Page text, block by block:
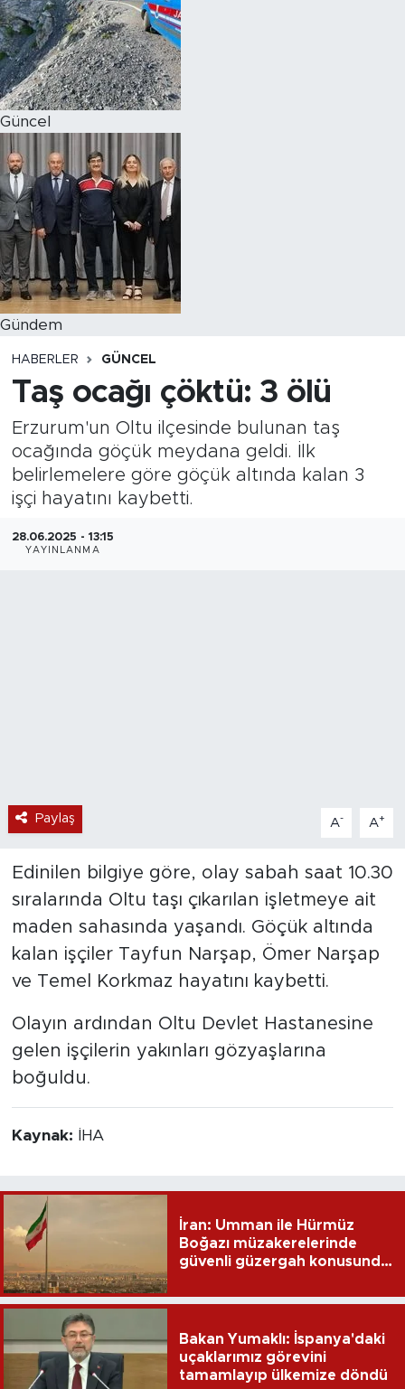
Güncel
Gündem
HABERLER GÜNCEL
Taş ocağı çöktü: 3 ölü
Erzurum'un Oltu ilçesinde bulunan taş
ocağında göçük meydana geldi. İlk
belirlemelere göre göçük altında kalan 3
işçi hayatını kaybetti.
28.06.2025 - 13:15
YAYINLANMA
Paylaş A- A+
Edinilen bilgiye göre, olay sabah saat 10.30
sıralarında Oltu taşı çıkarılan işletmeye ait
maden sahasında yaşandı. Göçük altında
kalan işçiler Tayfun Narşap, Ömer Narşap
ve Temel Korkmaz hayatını kaybetti.
Olayın ardından Oltu Devlet Hastanesine
gelen işçilerin yakınları gözyaşlarına
boğuldu.
Kaynak: İHA
İran: Umman ile Hürmüz
Boğazı müzakerelerinde
güvenli güzergah konusunda
Bakan Yumaklı: İspanya'daki
uçaklarımız görevini
tamamlayıp ülkemize döndü
Magazin
Özel Haber
Politika
Resmi İlanlar
Sağlık
Spor
Turizm